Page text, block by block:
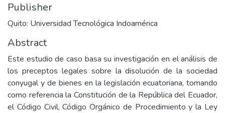
Publisher
Quito: Universidad Tecnológica Indoamérica
Abstract
Este estudio de caso basa su investigación en el análisis de
los preceptos legales sobre la disolución de la sociedad
conyugal y de bienes en la legislación ecuatoriana, tomando
como referencia la Constitución de la República del Ecuador,
el Código Civil, Código Orgánico de Procedimiento y la Ley